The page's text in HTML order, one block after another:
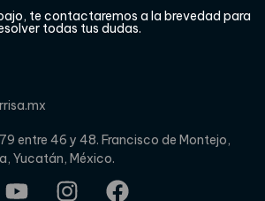
te contactaremos a la brevedad para
todas tus dudas.
entre 46 y 48. Francisco de Montejo,
Yucatán, México.